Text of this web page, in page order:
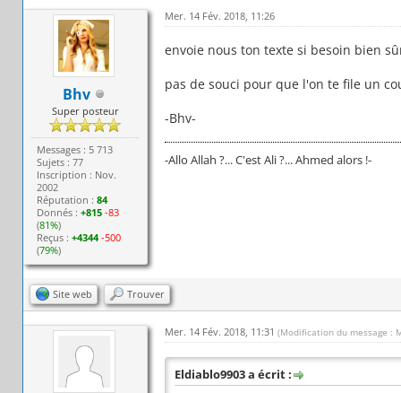
Bhv
Super posteur
Messages : 5 713
Sujets : 77
Inscription : Nov.
2002
Réputation :84
Donnés :+815 -83
(81%)
Reçus :+4344 -500
(79%)
Mer. 14 Fév. 2018, 11:26
envoie nous ton texte si besoin bien
pas de souci pour que l'on te file un
-Bhv-
-Allo Allah ?... C'est Ali ?... Ahmed alors !-
Site web Trouver
Mer. 14 Fév. 2018, 11:31 (Modification du message :
Eldiablo9903 a écrit :